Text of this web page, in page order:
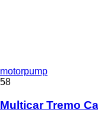
motorpump
58
Multicar Tremo